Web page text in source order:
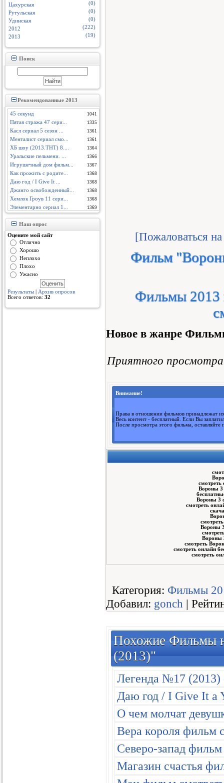
Цахурская
(0)
Рутульская
(0)
Удинская
(0)
2012
(222)
2013
(19)
Поиск
Рекомендованные 2013
45 секунд 1041
Пятая стража 47 сери... 1335
Касл сериал 5 сезон ... 1361
Менталист сериал смо... 1361
ХБ шоу (2013.ТНТ) 8.... 1364
Уральские пельмени. ... 1366
Игрушечный дом фильм... 1367
Как прожить с родите... 1368
Даю год / I Give It ... 1368
Джанго освобожденный... 1368
Хемлок Гроув 11 сери... 1368
Элементарно сериал 1... 1369
Ночные люди фильм см...
Белка 3D мультфильм ...
Уитни 2 сезон смотре...
Людмила (2013) сериа...
Эра динозавров фильм...
Неудержимый (2013) ф...
Тор: Царство тьмы фи...
Лотофаги фильм смотр...
Как завоевать Вегас ...
Анатомия страсти 9 с...
Одноклассники 2 филь...
Дело Дойлов 4 сезон ... 1370
Наш опрос
Оцените мой сайт
Отлично
Хорошо
Неплохо
Плохо
Ужасно
Результаты
Архив опросов
Всего ответов: 32
[Пожаловаться
Фильм
Фильмы 2013
Новое в жанре
Приятного
Внимание!
Права в отношении фильмов принадлежат
Весь контент - бесплатный. Если Вы
После просмотра этого фильма,
смотреть
Вороны 3
Вороны 3
смотреть
Вороны
Вороны
смотреть
смотреть онлайн
смотреть
Категория: Фильмы
Добавил: gonch |
Похожие Фильмы
(2013)"
Легенда №17 (2013)
Даю год / I Give It a
О чем молчат
Вера короля фильм
Северо-запад
Магазин счастья